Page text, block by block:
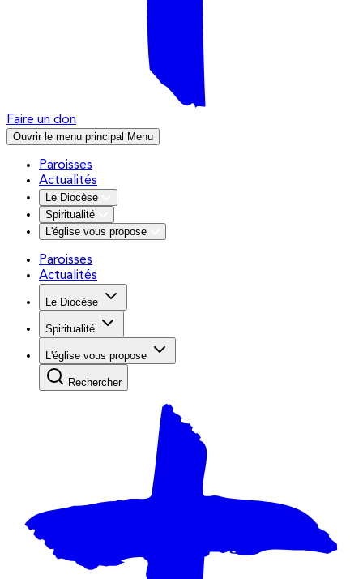
Faire un don
Ouvrir le menu principal Menu
Paroisses
Actualités
Le Diocèse
Spiritualité
L'église vous propose
Paroisses
Actualités
Le Diocèse
Spiritualité
L'église vous propose
Rechercher